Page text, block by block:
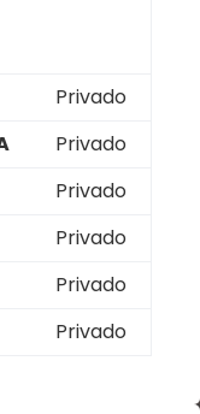
Privado
Privado
Privado
Privado
Privado
Privado